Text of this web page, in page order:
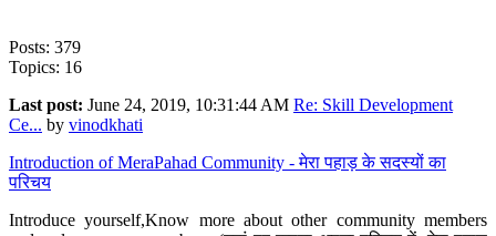
Posts: 379
Topics: 16
Last post: June 24, 2019, 10:31:44 AM Re: Skill Development
Ce... by vinodkhati
Introduction of MeraPahad Community - मेरा पहाड़ के सदस्यों का
परिचय
Introduce yourself,Know more about other community members